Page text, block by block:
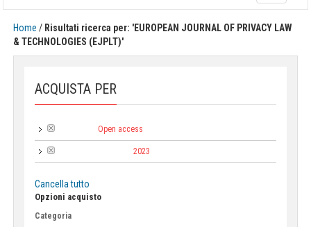
navigation
Home / Risultati ricerca per: 'EUROPEAN JOURNAL OF PRIVACY LAW
& TECHNOLOGIES (EJPLT)'
ACQUISTA PER
Open access
2023
Cancella tutto
Opzioni acquisto
Categoria